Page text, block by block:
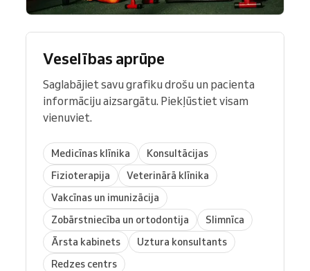
Veselības aprūpe
Saglabājiet savu grafiku drošu un pacienta
informāciju aizsargātu. Piekļūstiet visam
vienuviet.
Medicīnas klīnika
Konsultācijas
Fizioterapija
Veterinārā klīnika
Vakcīnas un imunizācija
Zobārstniecība un ortodontija
Slimnīca
Ārsta kabinets
Uztura konsultants
Redzes centrs